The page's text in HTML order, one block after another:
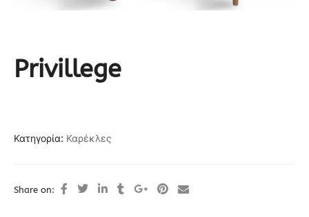
Privillege
Κατηγορία: Καρέκλες
Share on: